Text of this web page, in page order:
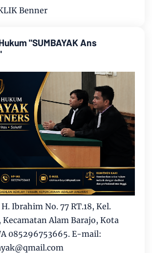
Benner
"SUMBAYAK Ans
Ibrahim No. 77 RT.18, Kel.
Kecamatan Alam Barajo, Kota
085296753665. E-mail: